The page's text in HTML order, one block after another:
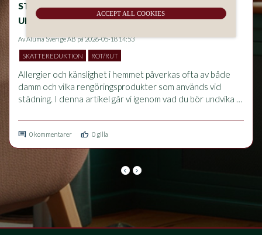
STÄDNING OCH ALLERGIER – VAD BÖR DU
UNDVIKA I HEMMET?
AvAluma Sverige ABpå 2026-05-18 14:53
SKATTEREDUKTION ROT/RUT
Allergier och känslighet i hemmet påverkas ofta av både
damm och vilka rengöringsprodukter som används vid
städning. I denna artikel går vi igenom vad du bör undvika
förbättrar inomhusmiljön och vilka vanliga misstag som kan
förvärra problem med luftvägar och känslighet.
comment 0 kommentarer thumb_up 0 gilla
keyboard_arrow_left keyboard_arrow_right
ACCEPT ALL COOKIES